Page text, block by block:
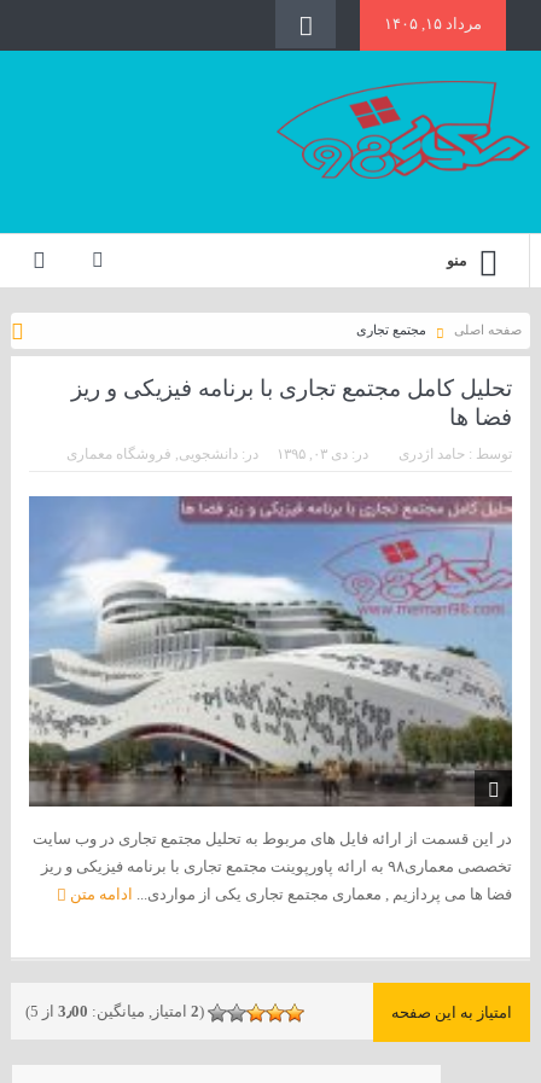
مرداد ۱۵, ۱۴۰۵
منو
صفحه اصلی مجتمع تجاری
تحلیل کامل مجتمع تجاری با برنامه فیزیکی و ریز
فضا ها
توسط : حامد اژدری در: دی ۰۳, ۱۳۹۵ در: دانشجویی فروشگاه معماری
در این قسمت از ارائه فایل های مربوط به تحلیل مجتمع تجاری در وب سایت
تخصصی معماری۹۸ به ارائه پاورپوینت مجتمع تجاری با برنامه فیزیکی و ریز
فضا ها می پردازیم , معماری مجتمع تجاری یکی از مواردی... ادامه متن
امتیاز به این صفحه (
2 امتیاز, میانگین: 3٫00 از 5)